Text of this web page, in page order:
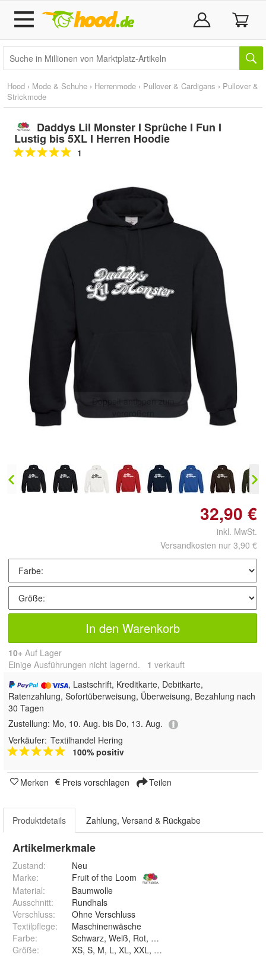
Hood › Mode & Schuhe › Herrenmode › Pullover & Cardigans › Pullover &
Strickmode
Daddys Lil Monster I Sprüche I Fun I
Lustig bis 5XL I Herren Hoodie
1
Doppelt antippen zum
32,90 €
inkl. MwSt.
Versandkosten nur 3,90 €
In den Warenkorb
10+ Auf Lager
Einige Ausführungen nicht lagernd. 1 verkauft
, Lastschrift, Kreditkarte, Debitkarte,
Ratenzahlung, Sofortüberweisung, Überweisung, Bezahlung nach
30 Tagen
Zustellung: Mo, 10. Aug. bis Do, 13. Aug.
Verkäufer: Textilhandel Hering
100% positiv
Merken Preis vorschlagen Teilen
Produktdetails Zahlung, Versand & Rückgabe
Artikelmerkmale
Zustand:
Neu
Marke:
Fruit of the Loom
Material:
Baumwolle
Ausschnitt:
Rundhals
Verschluss:
Ohne Verschluss
Textilpflege:
Maschinenwäsche
Farbe:
Größe: